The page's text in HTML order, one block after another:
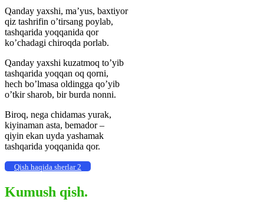
Qanday yaxshi, ma’yus, baxtiyor
qiz tashrifin o’tirsang poylab,
tashqarida yoqqanida qor
ko’chadagi chiroqda porlab.
Qanday yaxshi kuzatmoq to’yib
tashqarida yoqqan oq qorni,
hech bo’lmasa oldingga qo’yib
o’tkir sharob, bir burda nonni.
Biroq, nega chidamas yurak,
kiyinaman asta, bemador –
qiyin ekan uyda yashamak
tashqarida yoqqanida qor.
Qish haqida sherlar 2
Kumush qish.